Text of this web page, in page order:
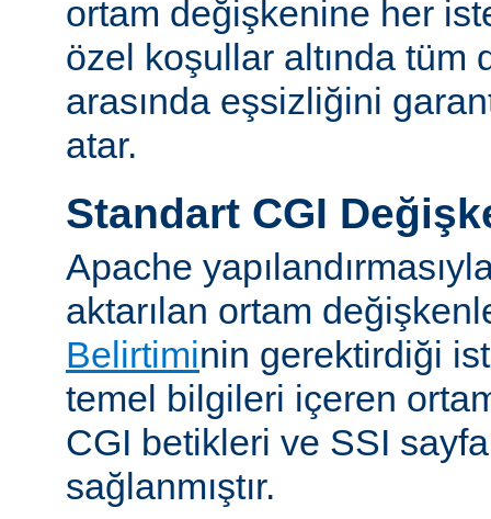
ortam değişkenine her
özel koşullar altında tüm
arasında eşsizliğini
atar.
Standart CGI
Apache
aktarılan ortam
Belirtiminin gerektirdiği
temel bilgileri içeren
CGI betikleri ve SSI
sağlanmıştır.